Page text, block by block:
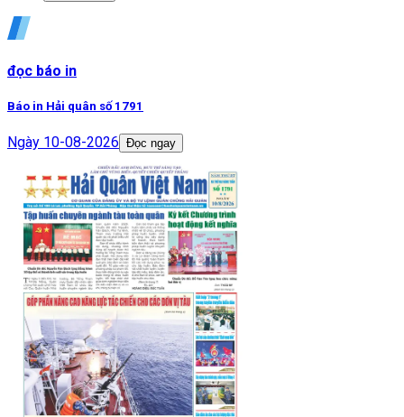
đọc báo in
Báo in Hải quân số 1791
Ngày 10-08-2026 Đọc ngay